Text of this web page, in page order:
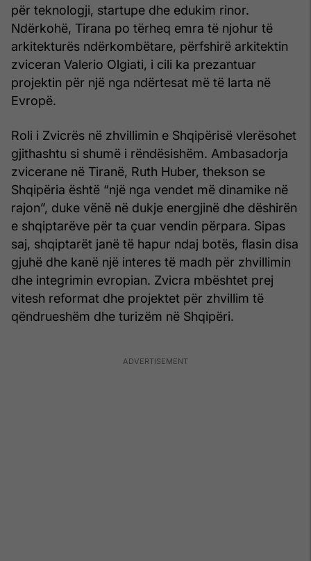
për teknologji, startupe dhe edukim rinor.
Ndërkohë, Tirana po tërheq emra të njohur të
arkitekturës ndërkombëtare, përfshirë arkitektin
zviceran Valerio Olgiati, i cili ka prezantuar
projektin për një nga ndërtesat më të larta në
Evropë.
Roli i Zvicrës në zhvillimin e Shqipërisë vlerësohet
gjithashtu si shumë i rëndësishëm. Ambasadorja
zvicerane në Tiranë, Ruth Huber, thekson se
Shqipëria është “një nga vendet më dinamike në
rajon”, duke vënë në dukje energjinë dhe dëshirën
e shqiptarëve për ta çuar vendin përpara. Sipas
saj, shqiptarët janë të hapur ndaj botës, flasin disa
gjuhë dhe kanë një interes të madh për zhvillimin
dhe integrimin evropian. Zvicra mbështet prej
vitesh reformat dhe projektet për zhvillim të
qëndrueshëm dhe turizëm në Shqipëri.